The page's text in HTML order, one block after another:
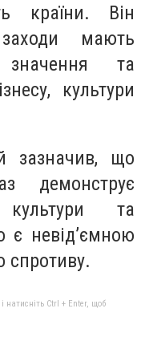
країни. Він
мають
значення та
культури
зазначив, що
демонструє
культури та
є невід’ємною
спротиву.
натисніть Ctrl + Enter, щоб